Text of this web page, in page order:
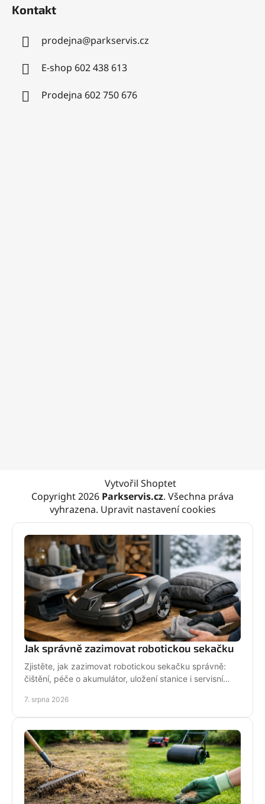
Kontakt
prodejna@parkservis.cz
E-shop 602 438 613
Prodejna 602 750 676
Vytvořil Shoptet
Copyright 2026 Parkservis.cz. Všechna práva
vyhrazena. Upravit nastavení cookies
Jak správně zazimovat robotickou sekačku
Zjistěte, jak zazimovat robotickou sekačku správně:
čištění, péče o akumulátor, uložení stanice i servisní
7. srpna 2026